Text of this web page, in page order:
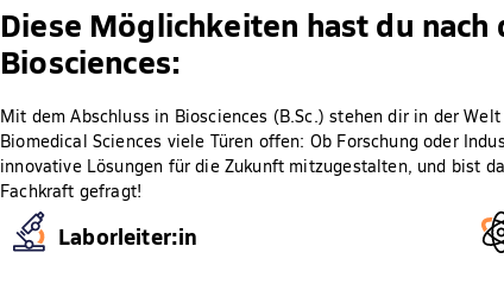
Diese Möglichkeiten hast du
Biosciences:
Mit dem Abschluss in Biosciences (B.Sc.) stehen dir in der
Biomedical Sciences viele Türen offen: Ob Forschung oder
innovative Lösungen für die Zukunft mitzugestalten, und bist
Fachkraft gefragt!
Laborleiter:in